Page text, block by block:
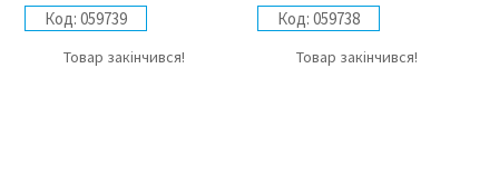
Код: 059739
Товар закінчився!
Код: 059738
Товар закінчився!